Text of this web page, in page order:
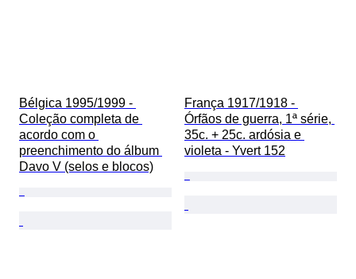
Bélgica 1995/1999 -
Coleção completa de
acordo com o
preenchimento do álbum
Davo V (selos e blocos)
França 1917/1918 -
Órfãos de guerra, 1ª série,
35c. + 25c. ardósia e
violeta - Yvert 152